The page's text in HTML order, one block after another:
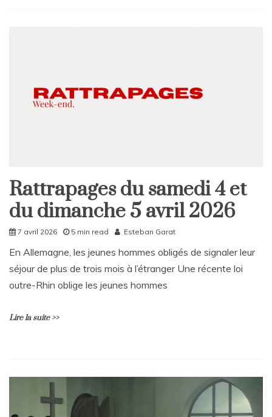
Rattrapages
Rattrapages
Rattrapages du samedi 4 et
du dimanche 5 avril 2026
7 avril 2026 5 min read Esteban Garat
En Allemagne, les jeunes hommes obligés de signaler leur
séjour de plus de trois mois à l’étranger Une récente loi
outre-Rhin oblige les jeunes hommes
Lire la suite >>